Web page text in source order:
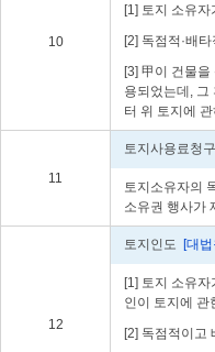
10
[1] 토지 소유
[2] 독점적·배
[3] 甲이 건물
용되었는데, 그
터 위 토지에
11
토지사용료청구
토지소유자의
소유권 행사가
12
토지인도 [대
[1] 토지 소유
인이 토지에 관
[2] 독점적이고